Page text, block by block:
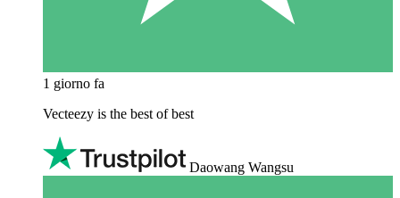
1 giorno fa
Vecteezy is the best of best
Daowang Wangsu